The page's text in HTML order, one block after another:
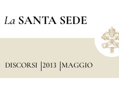
La SANTA SEDE
DISCORSI 2013 MAGGIO